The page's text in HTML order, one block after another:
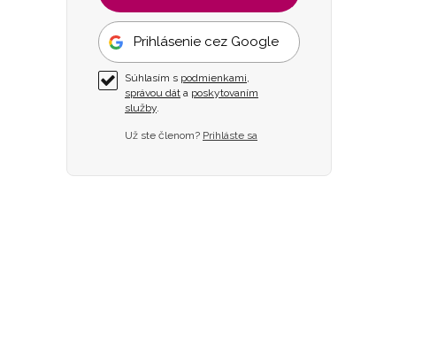
Prihlásenie cez Google
Súhlasím s podmienkami,
správou dát a poskytovaním
služby.
Už ste členom? Prihláste sa